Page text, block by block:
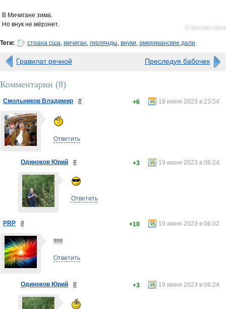
В Мичигане зима.
Но внук не мёрзнет.
0 просмотров
Теги: страна сша, мичиган, гирлянды, внуки, американские дали
Гравилат речной Преследуя бабочек
Комментарии (8)
Смольников Владимир # 18 июня 2023 в 23:54
+6
Ответить
Одиноков Юрий # 19 июня 2023 в 06:24
+3
Ответить
PRP # 19 июня 2023 в 06:02
+10
!!!!!!
Ответить
Одиноков Юрий # 19 июня 2023 в 06:24
+3